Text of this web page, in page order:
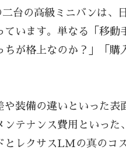
台の高級ミニバンは、
ています。単なる「移
ちが格上なのか？」「
や装備の違いといった
テナンス費用といっ
とレクサスLMの真のコ